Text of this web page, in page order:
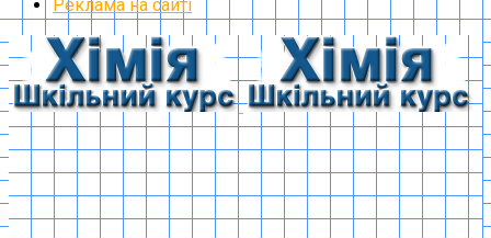
Реклама на сайті